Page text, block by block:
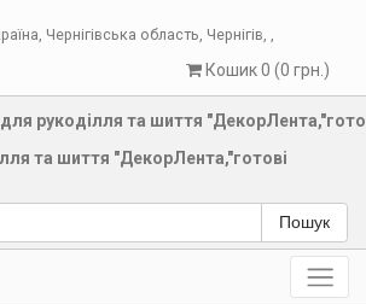
, Чернігівська область, Чернігів, ,
Кошик 0 (0 грн.)
та шиття "ДекорЛента,"готові
Пошук